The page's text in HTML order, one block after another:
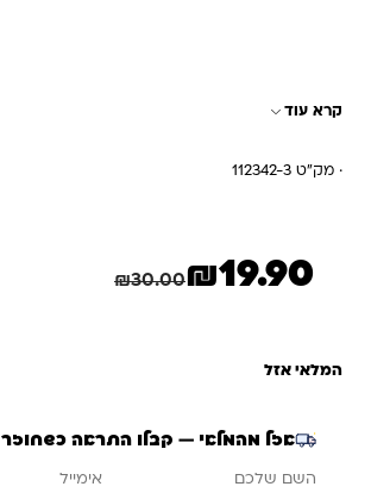
קרא עוד
· מק"ט 112342-3
₪30.00
המחיר המקורי היה: ₪30.00.
₪19.90
המחיר הנוכחי הוא: ₪19.90.
המלאי אזל
אזל מהמלאי — קבלו התראה כשחוזר